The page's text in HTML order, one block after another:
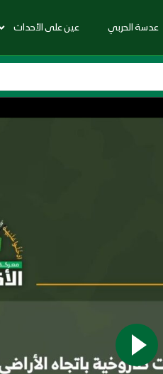
عدسة الحربي عين على الأحداث